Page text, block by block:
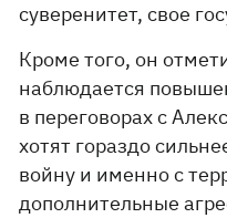
суверенитет, свое
Кроме того, он
наблюдается
в переговорах с
хотят гораздо
войну и именно с
дополнительные